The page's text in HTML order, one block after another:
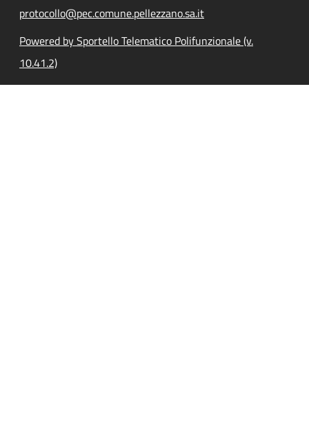
protocollo@pec.comune.pellezzano.sa.it
Powered by Sportello Telematico Polifunzionale (v.
10.41.2)